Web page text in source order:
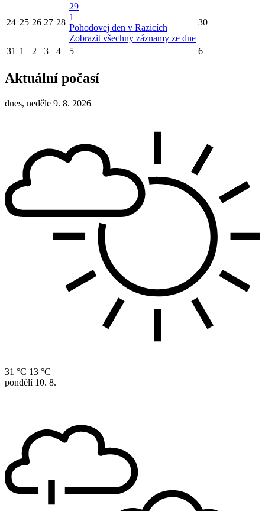
24 25 26 27 28
29
1
Pohodovej den v Razicích
Zobrazit všechny záznamy ze dne
30
31 1 2 3 4 5 6
Aktuální počasí
dnes, neděle 9. 8. 2026
31 °C 13 °C
pondělí 10. 8.